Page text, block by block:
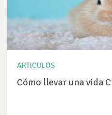
ARTICULOS
Cómo llevar una vida